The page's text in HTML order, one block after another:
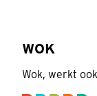
WOK
Wok, werkt